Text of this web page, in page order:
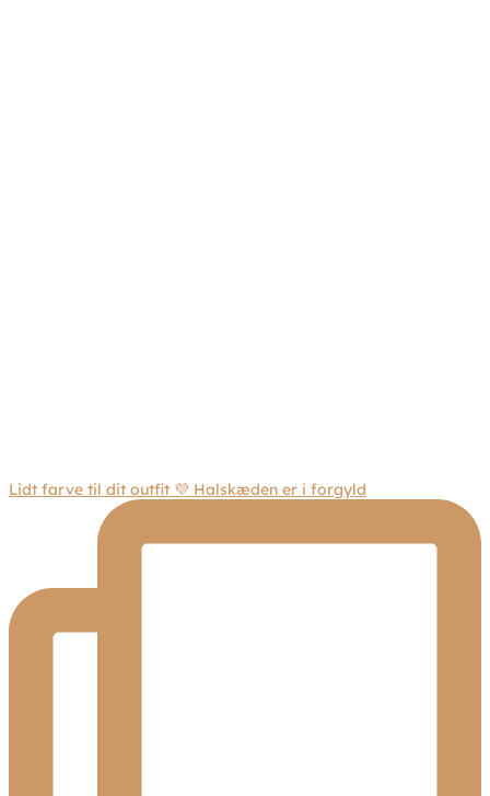
Lidt farve til dit outfit 💜 Halskæden er i forgyld